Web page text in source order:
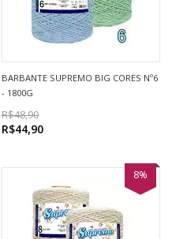
BARBANTE SUPREMO BIG CORES Nº6
- 1800G
R$48,90
R$44,90
8%